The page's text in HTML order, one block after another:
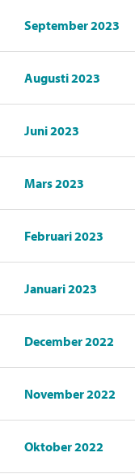
September 2023
Augusti 2023
Juni 2023
Mars 2023
Februari 2023
Januari 2023
December 2022
November 2022
Oktober 2022